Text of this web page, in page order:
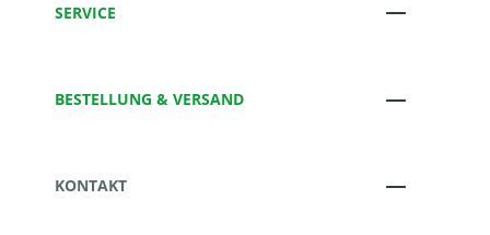
SERVICE
BESTELLUNG & VERSAND
KONTAKT